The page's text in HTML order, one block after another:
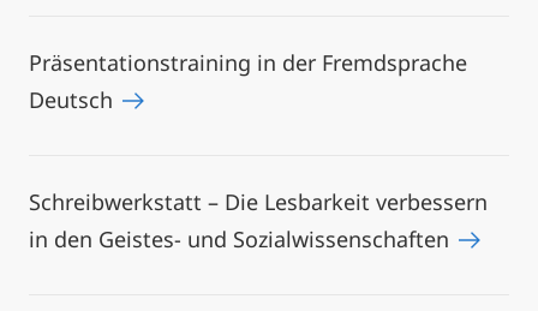
Präsentationstraining in der Fremdsprache
Deutsch
Schreibwerkstatt – Die Lesbarkeit verbessern
in den Geistes- und Sozialwissenschaften